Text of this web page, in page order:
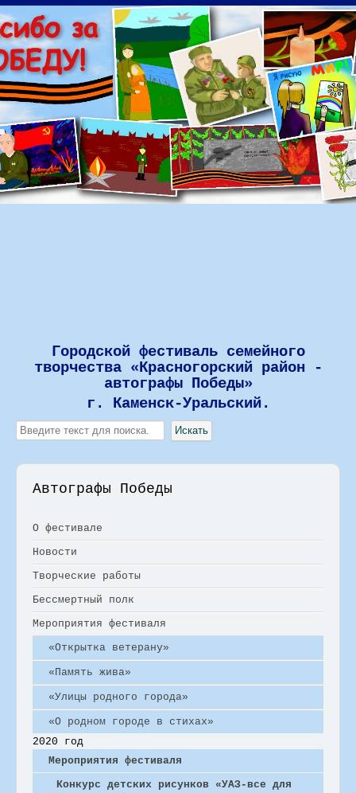
Городской фестиваль семейного
творчества «Красногорский район -
автографы Победы»
г. Каменск-Уральский.
Искать... Искать
Автографы Победы
О фестивале
Новости
Творческие работы
Бессмертный полк
Мероприятия фестиваля
«Открытка ветерану»
«Память жива»
«Улицы родного города»
«О родном городе в стихах»
2020 год
Мероприятия фестиваля
Конкурс детских рисунков «УАЗ-все для